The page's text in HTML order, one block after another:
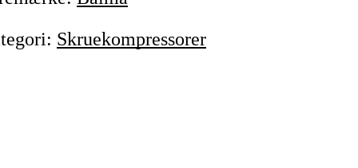
: Skruekompressorer